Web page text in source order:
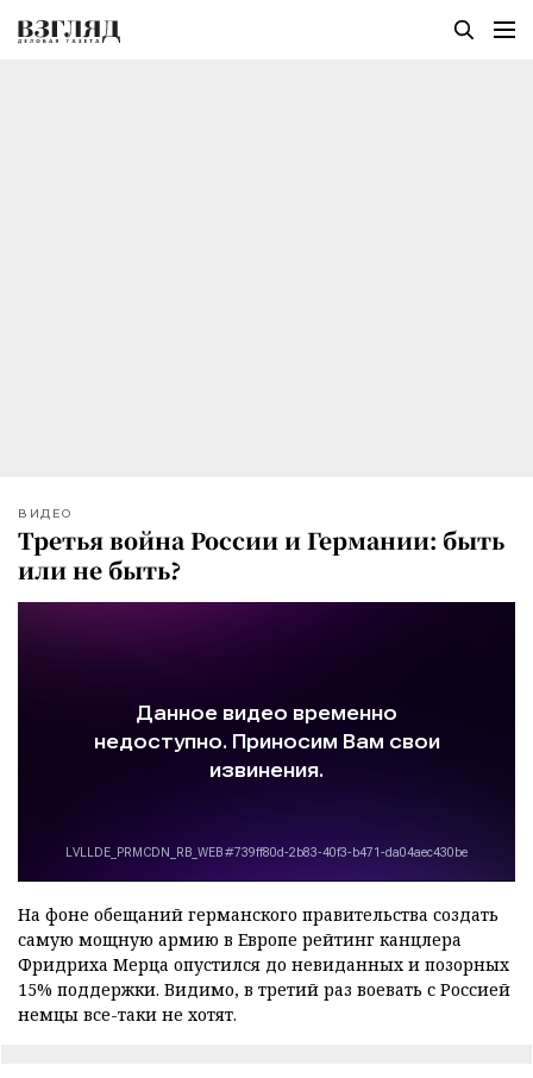
ВИДЕО
Третья война России и Германии: быть
или не быть?
На фоне обещаний германского правительства создать
самую мощную армию в Европе рейтинг канцлера
Фридриха Мерца опустился до невиданных и позорных
15% поддержки. Видимо, в третий раз воевать с Россией
немцы все-таки не хотят.